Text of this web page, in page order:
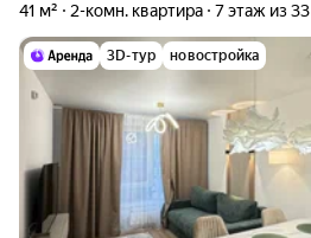
41 м²
2-комн. квартира 7 этаж из 33
3D-тур новостройка